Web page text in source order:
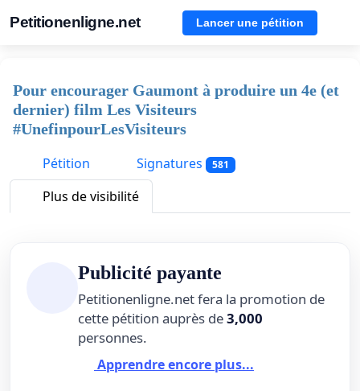
Petitionenligne.net Lancer une pétition
Pour encourager Gaumont à produire un 4e (et
dernier) film Les Visiteurs
#UnefinpourLesVisiteurs
Pétition
Signatures 581
Plus de visibilité
Publicité payante
Petitionenligne.net fera la promotion de
cette pétition auprès de3,000
personnes.
Apprendre encore plus...